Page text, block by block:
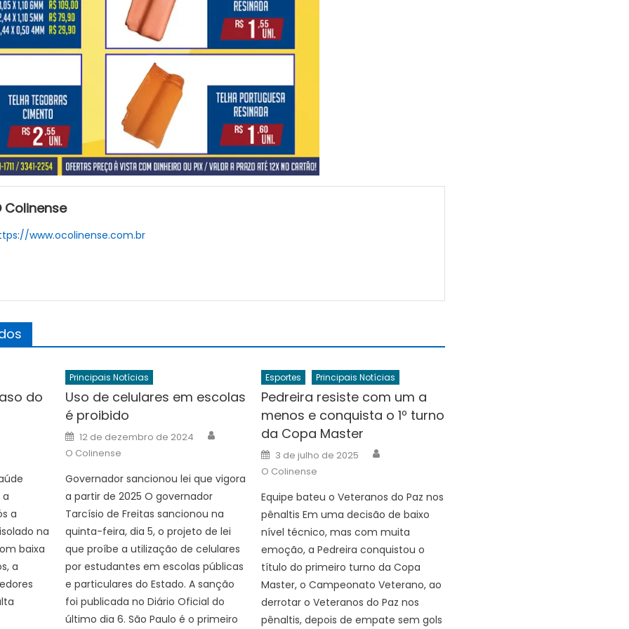
Colinense
www.ocolinense.com.br
do
a
na
baixa
a
Principais Notícias
Uso de celulares em escolas
é proibido
Posted
on
12 de dezembro de 2024
O Colinense
Governador sancionou lei que vigora
a partir de 2025 O governador
Tarcísio de Freitas sancionou na
quinta-feira, dia 5, o projeto de lei
que proíbe a utilização de celulares
por estudantes em escolas públicas
e particulares do Estado. A sanção
foi publicada no Diário Oficial do
último dia 6. São Paulo é o primeiro
Esportes Principais Notícias
Pedreira resiste com um a
menos e conquista o 1º turno
da Copa Master
Posted
on
3 de julho de 2025
O Colinense
Equipe bateu o Veteranos do Paz nos
pênaltis Em uma decisão de baixo
nível técnico, mas com muita
emoção, a Pedreira conquistou o
título do primeiro turno da Copa
Master, o Campeonato Veterano, ao
derrotar o Veteranos do Paz nos
pênaltis, depois de empate sem gols